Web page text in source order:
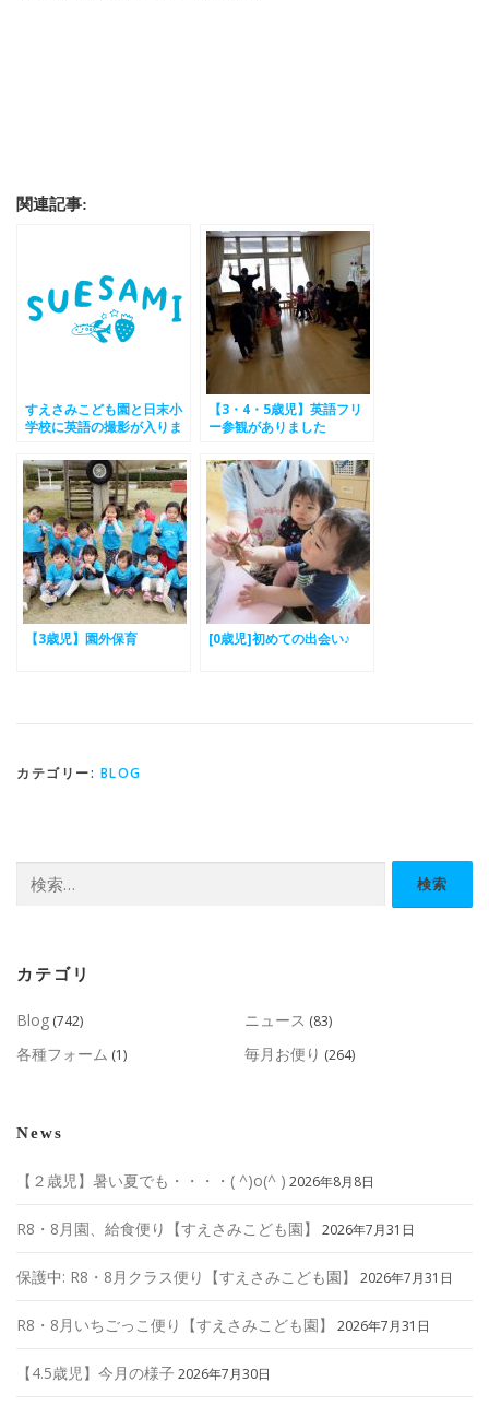
関連記事:
すえさみこども園と日末小
学校に英語の撮影が入りま
【3・4・5歳児】英語フリ
ー参観がありました
【3歳児】園外保育 [0歳児]初めての出会い♪
カテゴリー: BLOG
索:
カテゴリ
Blog (742) ニュース (83)
各種フォーム (1) 毎月お便り (264)
News
【２歳児】暑い夏でも・・・・( ^)o(^ ) 2026年8月8日
R8・8月園、給食便り【すえさみこども園】 2026年7月31日
保護中: R8・8月クラス便り【すえさみこども園】 2026年7月31日
R8・8月いちごっこ便り【すえさみこども園】 2026年7月31日
【4.5歳児】今月の様子 2026年7月30日